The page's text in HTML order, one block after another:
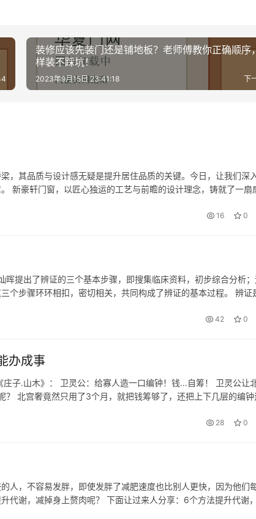
装修应该先装门还是铺地板？老师傅教你正确顺序
样装不踩坑！
下
2023年9月15日 23:41:18
，其品质与设计感无疑是提升居住品质的关键。今日，让我们深
新豪轩门窗，以匠心独运的工艺与前瞻的设计理念，铸就了一扇
16 0
提出了辨证的三个基本步骤，即搜集临床资料，初步综合分析
个步骤环环相扣，密切相关，共同构成了辨证的基本过程。 辨证
42 0
办成事
子.山木》： 卫灵公：给寡人造一口编钟！钱…自筹！ 卫灵公让
北宫奢竟然只用了3个月，就把钱筹够了，还把上下几层的编
28 0
人，不容易发胖，即使发胖了减肥速度也比别人更快，因为他们
代谢，减掉身上赘肉呢？ 下面让过来人分享：6个方法提升代谢